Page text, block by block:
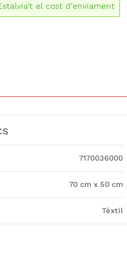
el cost d'enviament
7170036000
70 cm x 50 cm
Tèxtil